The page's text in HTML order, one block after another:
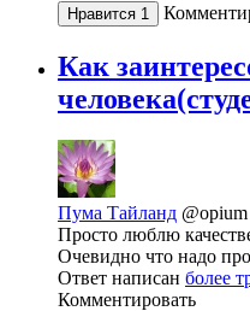
Нравится 1
Как
Пума Тайланд @opium
Просто люблю
Очевидно что надо
Ответ написан более
Комментировать